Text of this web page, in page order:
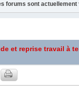
forums sont
et reprise travail à